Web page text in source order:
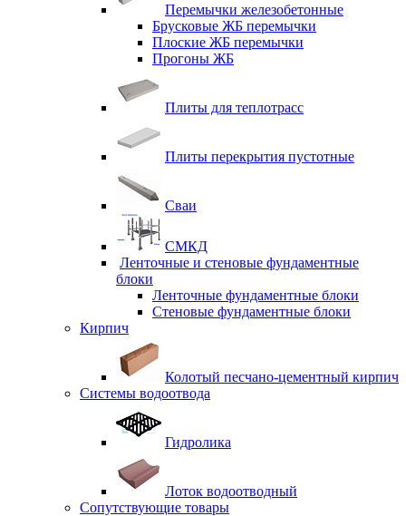
Перемычки железобетонные
Брусковые ЖБ перемычки
Плоские ЖБ перемычки
Прогоны ЖБ
Плиты для теплотрасс
Плиты перекрытия пустотные
Сваи
СМКД
Ленточные и стеновые фундаментные
блоки
Ленточные фундаментные блоки
Стеновые фундаментные блоки
Кирпич
Колотый песчано-цементный кирпич
Системы водоотвода
Гидролика
Лоток водоотводный
Сопутствующие товары